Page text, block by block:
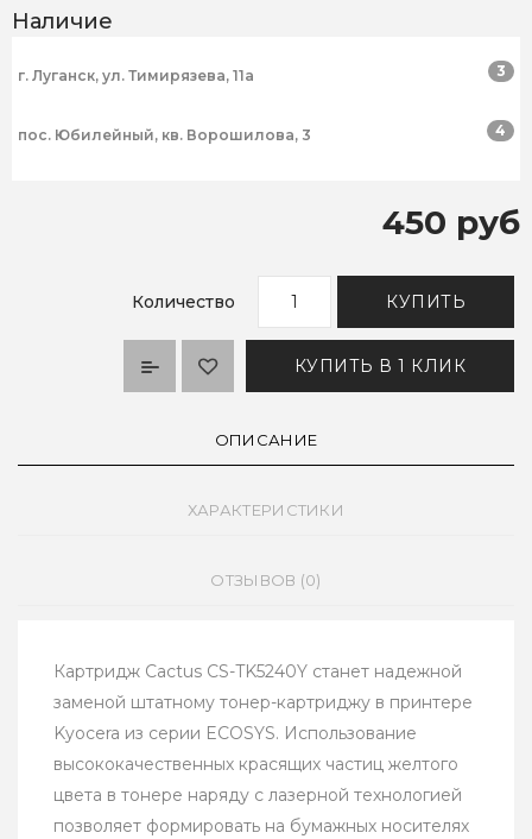
Наличие
г. Луганск, ул. Тимирязева, 11а 3
пос. Юбилейный, кв. Ворошилова, 3 4
450 руб
Количество КУПИТЬ
КУПИТЬ В 1 КЛИК
ОПИСАНИЕ
ХАРАКТЕРИСТИКИ
ОТЗЫВОВ (0)
Картридж Cactus CS-TK5240Y станет надежной
заменой штатному тонер-картриджу в принтере
Kyocera из серии ECOSYS. Использование
высококачественных красящих частиц желтого
цвета в тонере наряду с лазерной технологией
позволяет формировать на бумажных носителях